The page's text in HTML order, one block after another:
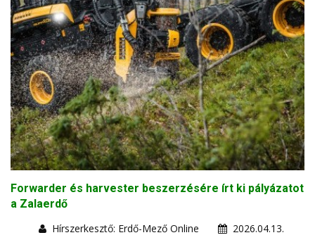
Forwarder és harvester beszerzésére írt ki pályázatot
a Zalaerdő
Hírszerkesztő: Erdő-Mező Online
2026.04.13.